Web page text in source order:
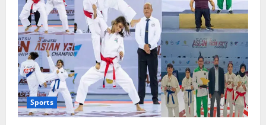
آئی
جی
نے
ذرائع
آمدن
پوچھ
لیے
Sports